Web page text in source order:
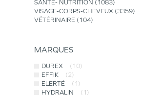
SANTÉ- NUTRITION
1083
VISAGE-CORPS-CHEVEUX 3359
VÉTÉRINAIRE
104
MARQUES
DUREX
(10)
EFFIK
(2)
ELERTÉ
(1)
HYDRALIN
(1)